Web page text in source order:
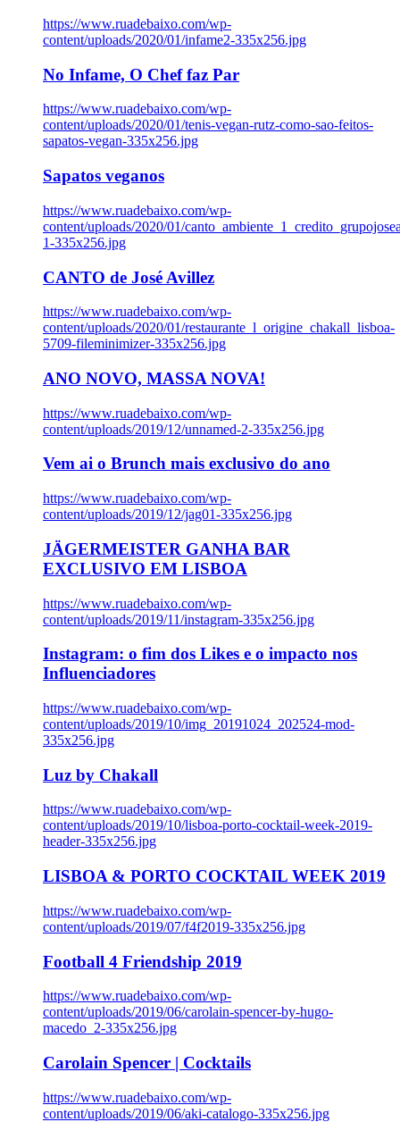
https://www.ruadebaixo.com/wp-
content/uploads/2020/01/infame2-335x256.jpg
No Infame, O Chef faz Par
https://www.ruadebaixo.com/wp-
content/uploads/2020/01/tenis-vegan-rutz-como-sao-feitos-
sapatos-vegan-335x256.jpg
Sapatos veganos
https://www.ruadebaixo.com/wp-
content/uploads/2020/01/
1-335x256.jpg
CANTO de José Avillez
https://www.ruadebaixo.com/wp-
content/uploads/2020/01/restaurante_l_origine_chakall_lisboa-
5709-fileminimizer-335x256.jpg
ANO NOVO, MASSA NOVA!
https://www.ruadebaixo.com/wp-
content/uploads/2019/12/unnamed-2-335x256.jpg
Vem ai o Brunch mais exclusivo do ano
https://www.ruadebaixo.com/wp-
content/uploads/2019/12/jag01-335x256.jpg
JÄGERMEISTER GANHA BAR
EXCLUSIVO EM LISBOA
https://www.ruadebaixo.com/wp-
content/uploads/2019/11/instagram-335x256.jpg
Instagram: o fim dos Likes e o impacto nos
Influenciadores
https://www.ruadebaixo.com/wp-
content/uploads/2019/10/img_20191024_202524-mod-
335x256.jpg
Luz by Chakall
https://www.ruadebaixo.com/wp-
content/uploads/2019/10/lisboa-porto-cocktail-week-2019-
header-335x256.jpg
LISBOA & PORTO COCKTAIL WEEK 2019
https://www.ruadebaixo.com/wp-
content/uploads/2019/07/f4f2019-335x256.jpg
Football 4 Friendship 2019
https://www.ruadebaixo.com/wp-
content/uploads/2019/06/carolain-spencer-by-hugo-
macedo_2-335x256.jpg
Carolain Spencer | Cocktails
https://www.ruadebaixo.com/wp-
content/uploads/2019/06/aki-catalogo-335x256.jpg